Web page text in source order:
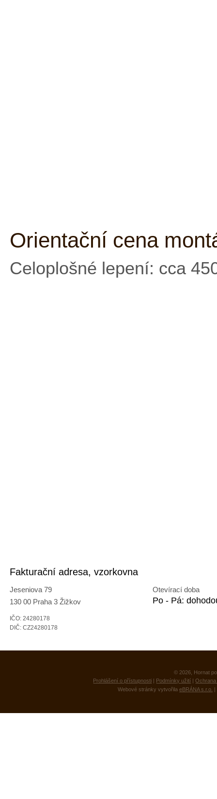
Orientační cena
Celoplošné lepení: cca
Fakturační adresa, vzorkovna
Jeseniova 79
130 00 Praha 3 Žižkov
IČO: 24280178
DIČ: CZ24280178
Otevírací doba
Po - Pá:
© 2026, Hornat
Prohlášení o přístupnosti | Podmínky užití |
Webové stránky vytvořila eBRÁNA s.r.o. |